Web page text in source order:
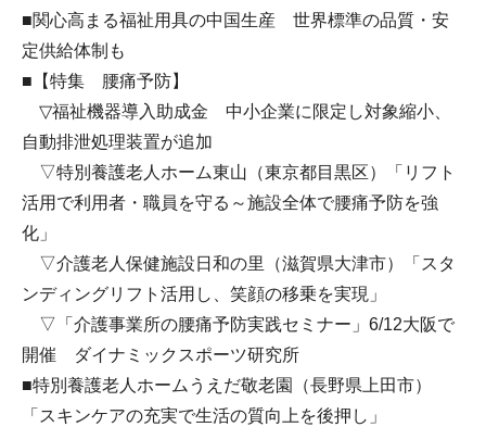
■関心高まる福祉用具の中国生産 世界標準の品質・安
定供給体制も
■【特集 腰痛予防】
▽福祉機器導入助成金 中小企業に限定し対象縮小、
自動排泄処理装置が追加
▽特別養護老人ホーム東山（東京都目黒区）「リフト
活用で利用者・職員を守る～施設全体で腰痛予防を強
化」
▽介護老人保健施設日和の里（滋賀県大津市）「スタ
ンディングリフト活用し、笑顔の移乗を実現」
▽「介護事業所の腰痛予防実践セミナー」6/12大阪で
開催 ダイナミックスポーツ研究所
■特別養護老人ホームうえだ敬老園（長野県上田市）
「スキンケアの充実で生活の質向上を後押し」